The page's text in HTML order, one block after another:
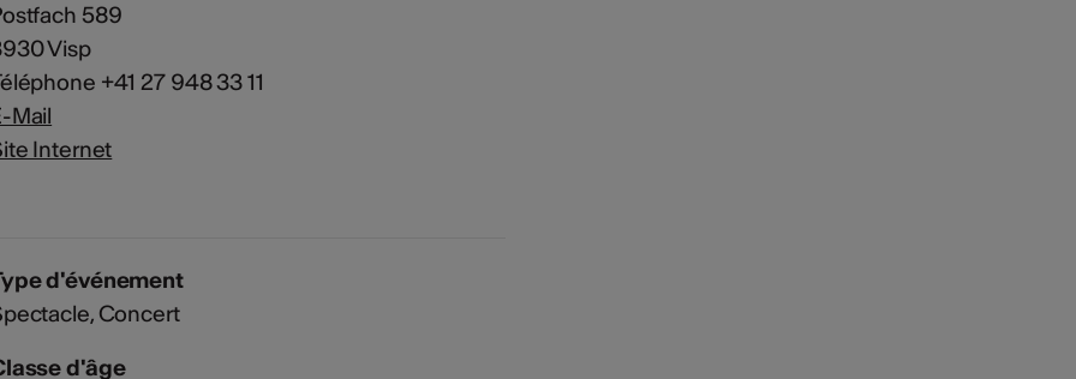
589
Visp
+41 27 948 33 11
Mail
Internet
d'événement
Concert
d'âge